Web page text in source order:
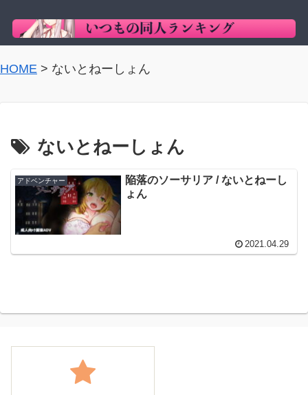
HOME > ないとねーしょん
ないとねーしょん
アドベンチャー
陥落のソーサリア / ないとねーし
ょん
2021.04.29